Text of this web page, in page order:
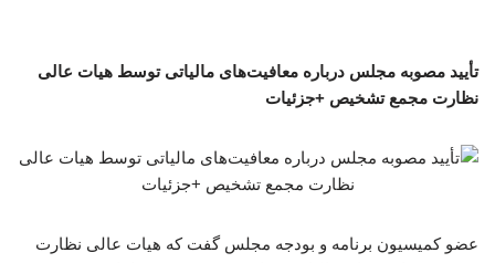
تأیید مصوبه مجلس درباره معافیت‌های مالیاتی توسط هیات عالی
نظارت مجمع تشخیص +جزئیات
عضو کمیسیون برنامه و بودجه مجلس گفت که هیات عالی نظارت